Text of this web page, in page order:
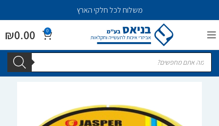
משלוח לכל חלקי הארץ
0
₪0.00